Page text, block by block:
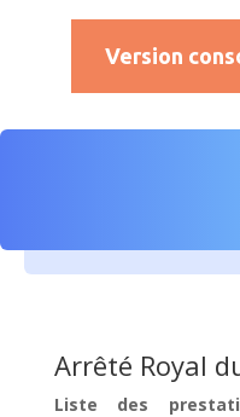
Version
Arrêté Royal
Liste des